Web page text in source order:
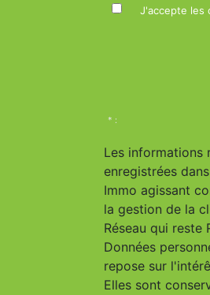
J'accepte les
* :
Les informations
enregistrées
Immo agissant
la gestion de la
Réseau qui reste
Données
repose sur
Elles sont